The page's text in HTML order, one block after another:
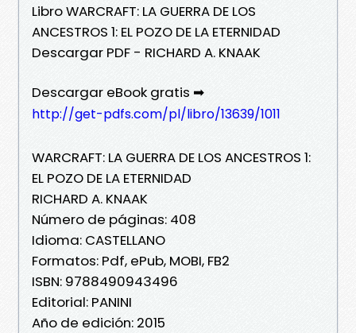
Libro WARCRAFT: LA GUERRA DE LOS
ANCESTROS 1: EL POZO DE LA ETERNIDAD
Descargar PDF - RICHARD A. KNAAK
Descargar eBook gratis ➡
http://get-pdfs.com/pl/libro/13639/1011
WARCRAFT: LA GUERRA DE LOS ANCESTROS 1:
EL POZO DE LA ETERNIDAD
RICHARD A. KNAAK
Número de páginas: 408
Idioma: CASTELLANO
Formatos: Pdf, ePub, MOBI, FB2
ISBN: 9788490943496
Editorial: PANINI
Año de edición: 2015